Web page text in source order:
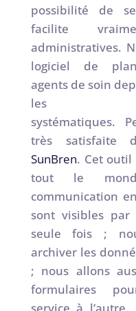
possibilité de
facilite
administratives.
logiciel de
agents de soin
les
systématiques.
très satisfaite
SunBren. Cet
tout le
communication
sont visibles
seule fois ;
archiver les
; nous allons
formulaires